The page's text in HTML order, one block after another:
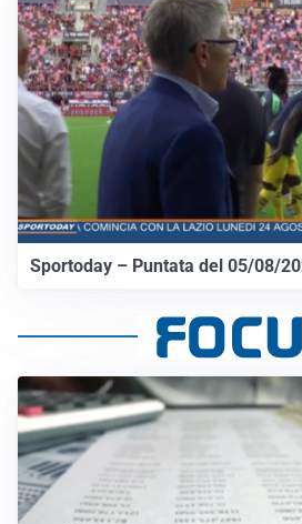
Sportoday – Puntata del 05/08/